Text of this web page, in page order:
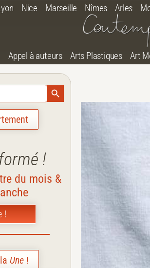
Nice Marseille Nîmes Arles
Appel à auteurs Arts Plastiques Art
Search Button
!
du mois &
!
la Une !